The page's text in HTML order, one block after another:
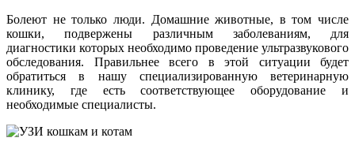
Болеют не только люди. Домашние животные, в том числе
кошки, подвержены различным заболеваниям, для
диагностики которых необходимо проведение ультразвукового
обследования. Правильнее всего в этой ситуации будет
обратиться в нашу специализированную ветеринарную
клинику, где есть соответствующее оборудование и
необходимые специалисты.